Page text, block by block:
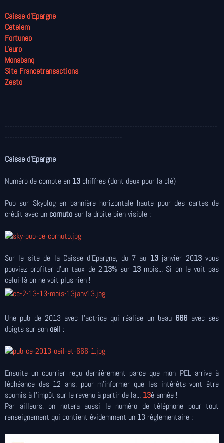
Caisse d'Epargne
Cetelem
Fortuneo
L'euro
Monabanq
Site Francetransactions
Zesto
-------------------------------------------------------------------------------------
-----------------------------------------------
Caisse d'Epargne
Numéro de compte en 13 chiffres (dont deux pour la clé)
Pub sur Skyblog en bannière horizontale haute pour des cartes de
crédit avec un cornuto sur la droite bien visible :
Sur le site de la Caisse d'Epargne, du 7 au 13janvier 2013vous
pouviez profiter d'un taux de 2,13% sur 13 mois... Si on le voit pas
celui-là on ne voit plus rien !
Une pub de 2013 avec l'actrice qui réalise un beau 666 avec ses
doigts sur son oeil :
Ensuite un courrier reçu dernièrement parce que mon PEL arrive à
léchéance des 12 ans, pour m'informer que les intérêts vont être
soumis à l'impôt sur le revenu à partir de la... 13è année !
Par ailleurs, on notera aussi le numéro de téléphone pour tout
renseignement qui contient évidemment un 13 réglementaire :